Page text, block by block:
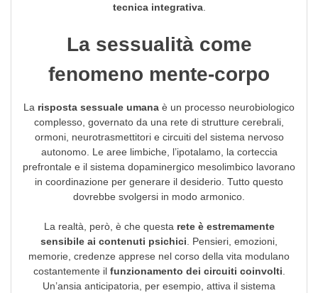
tecnica integrativa.
La sessualità come
fenomeno mente-corpo
La risposta sessuale umana è un processo neurobiologico
complesso, governato da una rete di strutture cerebrali,
ormoni, neurotrasmettitori e circuiti del sistema nervoso
autonomo. Le aree limbiche, l’ipotalamo, la corteccia
prefrontale e il sistema dopaminergico mesolimbico lavorano
in coordinazione per generare il desiderio. Tutto questo
dovrebbe svolgersi in modo armonico.
La realtà, però, è che questa rete è estremamente
sensibile ai contenuti psichici . Pensieri, emozioni,
memorie, credenze apprese nel corso della vita modulano
costantemente il funzionamento dei circuiti coinvolti
Un’ansia anticipatoria, per esempio, attiva il sistema